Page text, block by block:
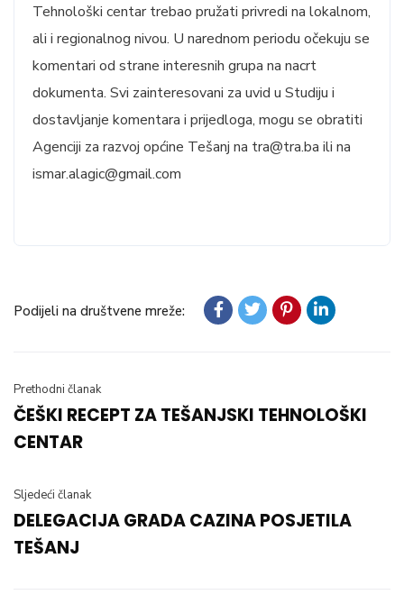
Tehnološki centar trebao pružati privredi na lokalnom,
ali i regionalnog nivou. U narednom periodu očekuju se
komentari od strane interesnih grupa na nacrt
dokumenta. Svi zainteresovani za uvid u Studiju i
dostavljanje komentara i prijedloga, mogu se obratiti
Agenciji za razvoj općine Tešanj na tra@tra.ba ili na
ismar.alagic@gmail.com
Podijeli na društvene mreže:
Prethodni članak
ČEŠKI RECEPT ZA TEŠANJSKI TEHNOLOŠKI
CENTAR
Sljedeći članak
DELEGACIJA GRADA CAZINA POSJETILA
TEŠANJ